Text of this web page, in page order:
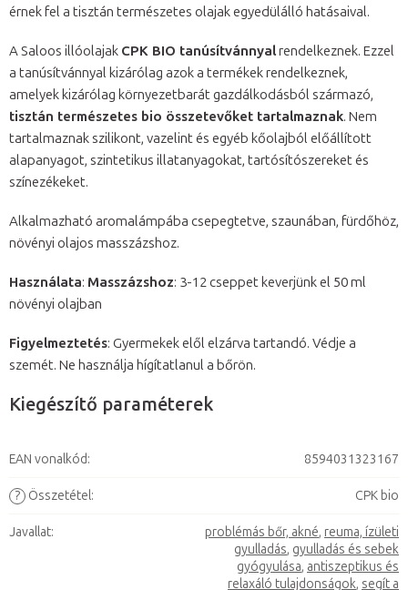
érnek fel a tisztán természetes olajak egyedülálló hatásaival.
A Saloos illóolajak CPK BIO tanúsítvánnyalrendelkeznek. Ezzel
a tanúsítvánnyal kizárólag azok a termékek rendelkeznek,
amelyek kizárólag környezetbarát gazdálkodásból származó,
tisztán természetes bio összetevőket tartalmaznak. Nem
tartalmaznak szilikont, vazelint és egyéb kőolajból előállított
alapanyagot, szintetikus illatanyagokat, tartósítószereket és
színezékeket.
Alkalmazható aromalámpába csepegtetve, szaunában, fürdőhöz,
növényi olajos masszázshoz.
Használata: Masszázshoz: 3-12 cseppet keverjünk el 50 ml
növényi olajban
Figyelmeztetés: Gyermekek elől elzárva tartandó. Védje a
szemét. Ne használja hígítatlanul a bőrön.
Kiegészítő paraméterek
EAN vonalkód: 8594031323167
? Összetétel: CPK bio
Javallat: problémás bőr, akné, reuma, ízületi
gyulladás, gyulladás és sebek
gyógyulása, antiszeptikus és
relaxáló tulajdonságok, segít a